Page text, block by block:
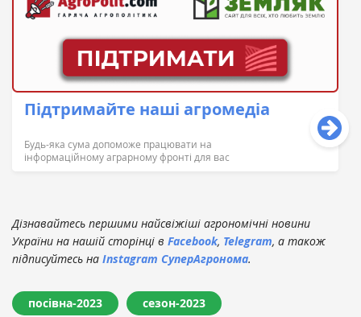
Підтримайте наші агромедіа
Будь-яка сума допоможе працювати на
інформаційному аграрному фронті для вас
Дізнавайтесь першими найсвіжіші агрономічні новини
України на нашій сторінці в Facebook, Telegram, а також
підписуйтесь на Instagram СуперАгронома.
посівна-2023 сезон-2023